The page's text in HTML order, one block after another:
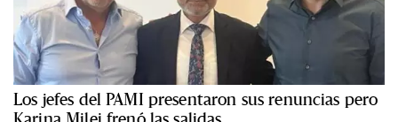
Los jefes del PAMI presentaron sus renuncias pero